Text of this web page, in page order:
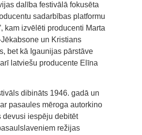
dalība festivālā fokusēta
sadarbības platformu
kam izvēlēti producenti Marta
un Kristians
bet kā Igaunijas pārstāve
latviešu producente Elīna
dibināts 1946. gadā un
pasaules mēroga autorkino
devusi iespēju debitēt
režijas